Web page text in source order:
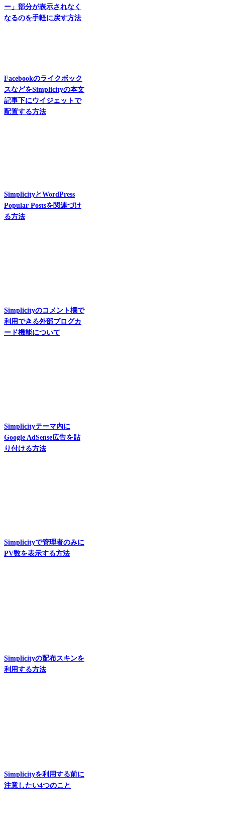
ー」部分が表示されなく
なるのを手軽に戻す方法
Facebookのライクボック
スなどをSimplicityの本文
記事下にウイジェットで
配置する方法
SimplicityとWordPress
Popular Postsを関連づけ
る方法
Simplicityのコメント欄で
利用できる外部ブログカ
ード機能について
Simplicityテーマ内に
Google AdSense広告を貼
り付ける方法
Simplicityで管理者のみに
PV数を表示する方法
Simplicityの配布スキンを
利用する方法
Simplicityを利用する前に
注意したい4つのこと